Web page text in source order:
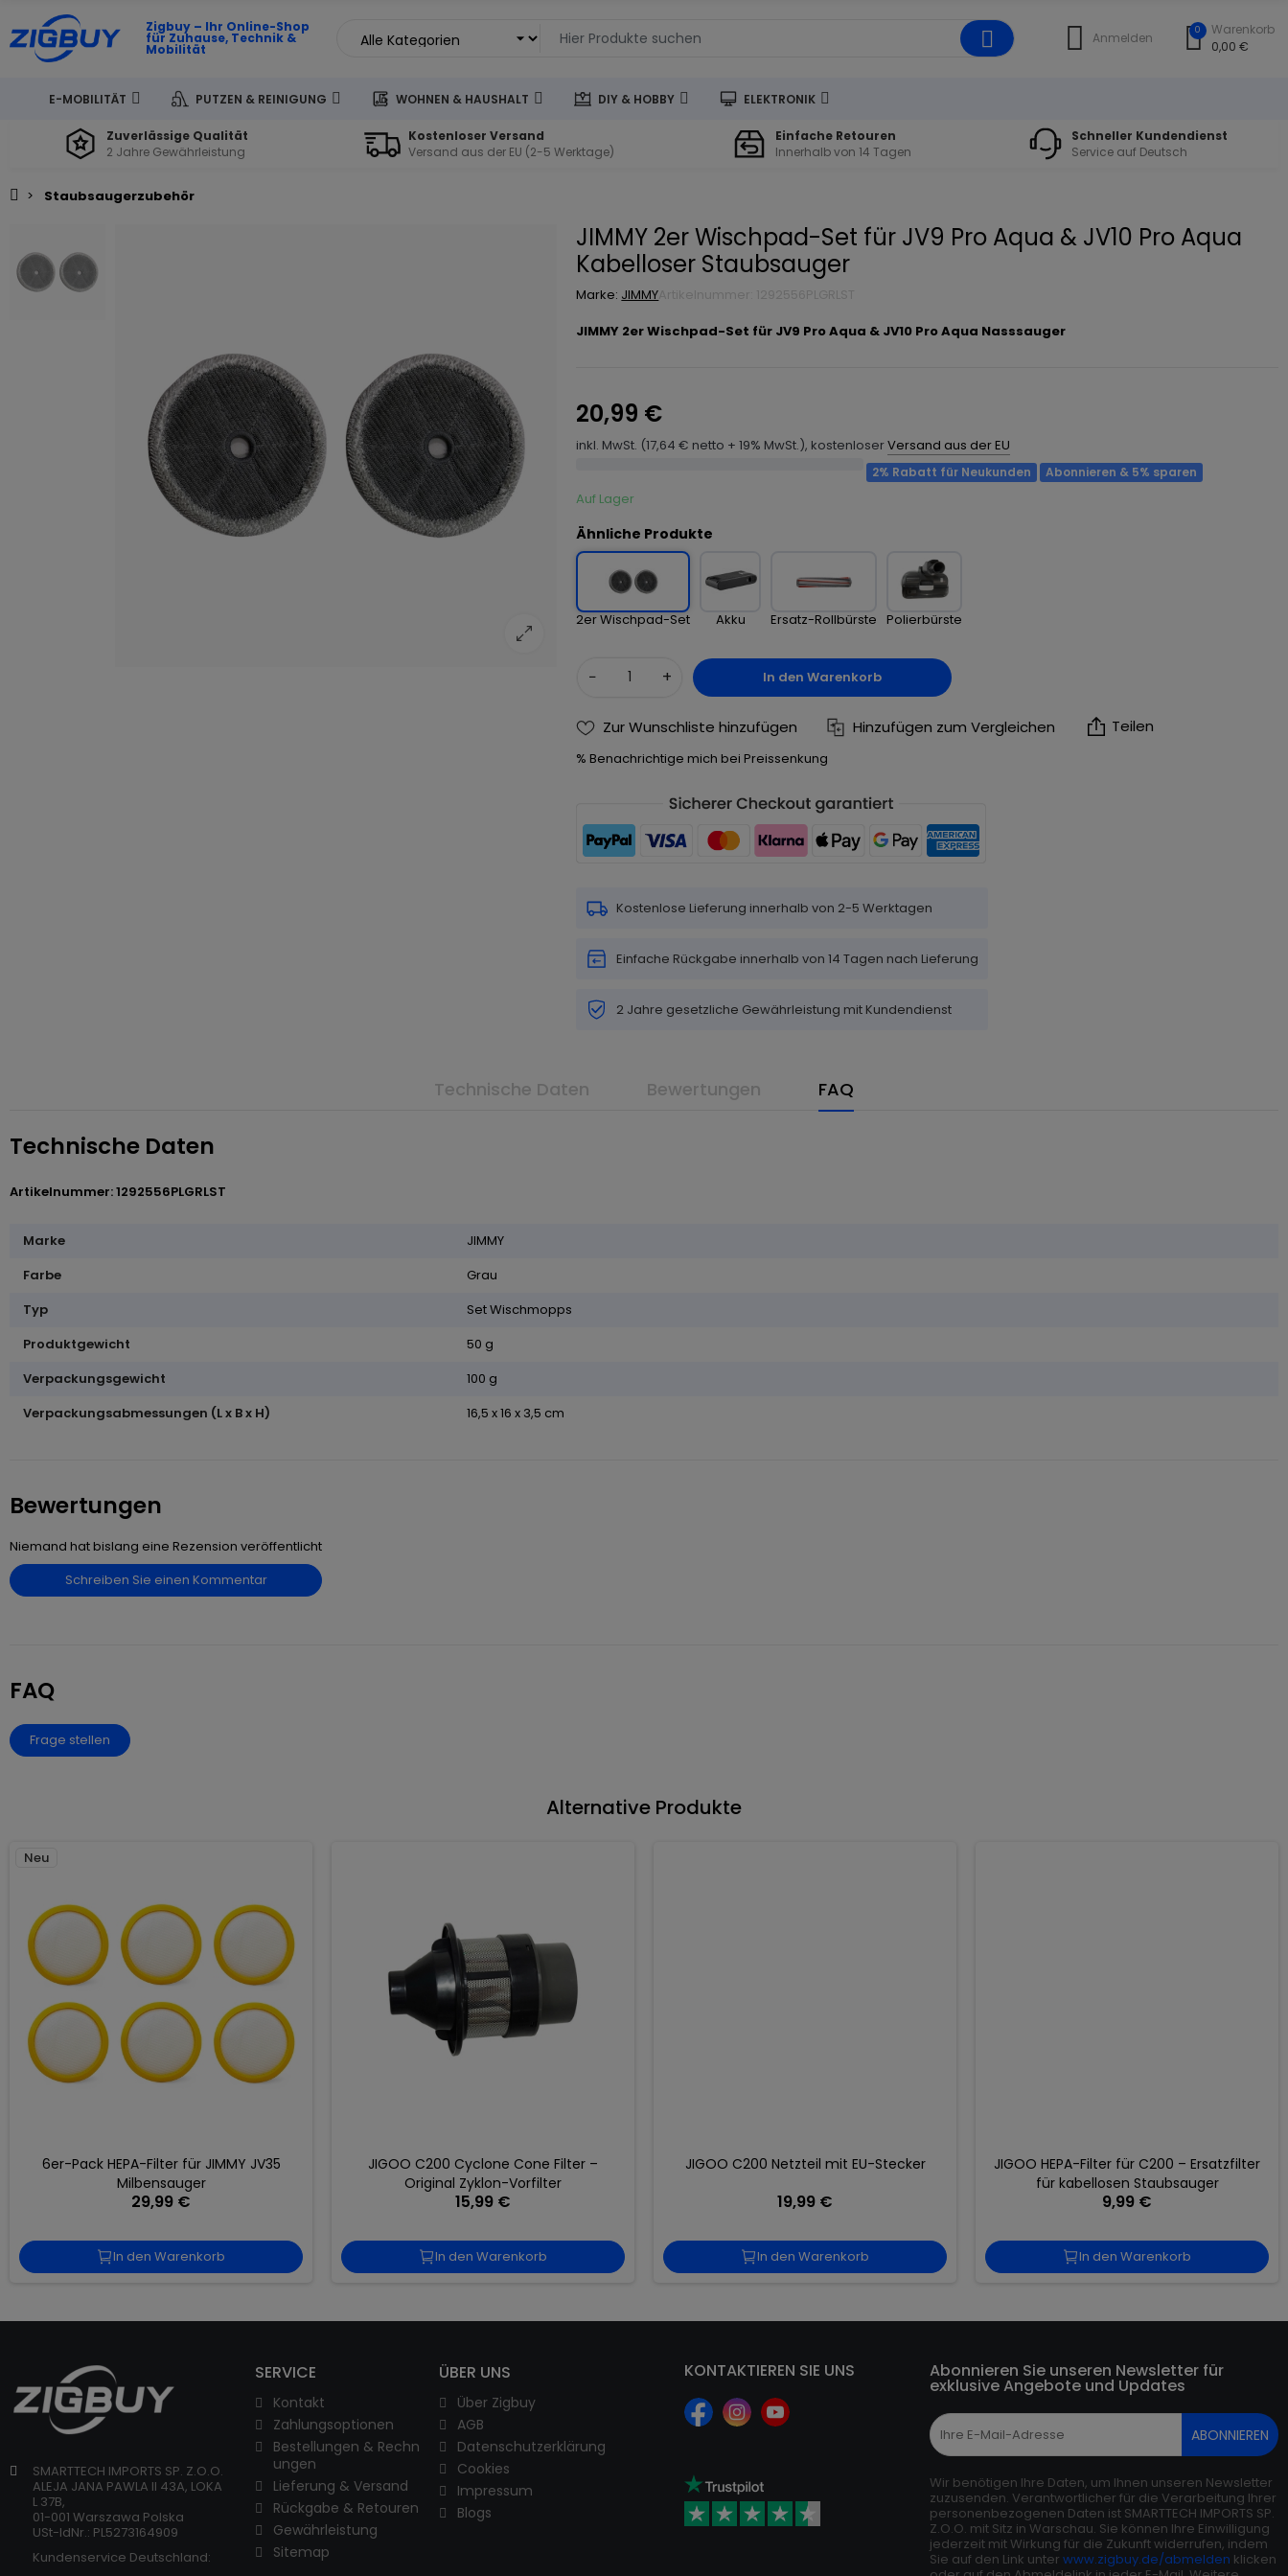
Zigbuy – Ihr Online-Shop
für Zuhause, Technik &
Mobilität
Anmelden 0
Warenkorb
0,00 €
E-MOBILITÄT PUTZEN & REINIGUNG WOHNEN & HAUSHALT DIY & HOBBY ELEKTRONIK
Zuverlässige Qualität
2 Jahre Gewährleistung
Kostenloser Versand
Versand aus der EU (2-5 Werktage)
Einfache Retouren
Innerhalb von 14 Tagen
Schneller Kundendienst
Service auf Deutsch
Staubsaugerzubehör
JIMMY 2er Wischpad-Set für JV9 Pro Aqua & JV10 Pro Aqua
Kabelloser Staubsauger
Marke: JIMMY
JIMMY 2er Wischpad-Set für JV9 Pro Aqua & JV10 Pro Aqua Nasssauger
20,99 €
inkl. MwSt. (17,64 € netto + 19% MwSt.), kostenloserVersand aus der EU
2% Rabatt für Neukunden Abonnieren & 5% sparen
Auf Lager
Ähnliche Produkte
2er Wischpad-Set Akku Ersatz-Rollbürste Polierbürste
− + In den Warenkorb
Zur Wunschliste hinzufügen Hinzufügen zum Vergleichen Teilen
% Benachrichtige mich bei Preissenkung
Kostenlose Lieferung innerhalb von 2-5 Werktagen
Einfache Rückgabe innerhalb von 14 Tagen nach Lieferung
2 Jahre gesetzliche Gewährleistung mit Kundendienst
Technische Daten Bewertungen FAQ
Technische Daten
Artikelnummer: 1292556PLGRLST
Marke
JIMMY
Farbe
Grau
Typ
Set Wischmopps
Produktgewicht
50 g
Verpackungsgewicht
100 g
Verpackungsabmessungen (L x B x H)
16,5 x 16 x 3,5 cm
Bewertungen
Niemand hat bislang eine Rezension veröffentlicht
Schreiben Sie einen Kommentar
FAQ
Frage stellen
Alternative Produkte
Neu
6er-Pack HEPA-Filter für JIMMY JV35
Milbensauger
29,99 €
In den Warenkorb
JIGOO C200 Cyclone Cone Filter –
Original Zyklon-Vorfilter
15,99 €
In den Warenkorb
JIGOO C200 Netzteil mit EU-Stecker
19,99 €
In den Warenkorb
JIGOO HEPA-Filter für C200 – Ersatzfilter
für kabellosen Staubsauger
9,99 €
In den Warenkorb
SMARTTECH IMPORTS SP. Z.O.O.
ALEJA JANA PAWLA II 43A, LOKA
L 37B,
01-001 Warszawa Polska
USt-IdNr.: PL5273164909
Kundenservice Deutschland:
SERVICE
Kontakt
Zahlungsoptionen
Bestellungen & Rechn
ungen
Lieferung & Versand
Rückgabe & Retouren
Gewährleistung
Sitemap
ÜBER UNS
Über Zigbuy
AGB
Datenschutzerklärung
Cookies
Impressum
Blogs
KONTAKTIEREN SIE UNS Abonnieren Sie unseren Newsletter für
exklusive Angebote und Updates
ABONNIEREN
Wir benötigen Ihre Daten, um Ihnen unseren Newsletter
zuzusenden. Verantwortlicher für die Verarbeitung Ihrer
personenbezogenen Daten ist SMARTTECH IMPORTS SP.
Z.O.O. mit Sitz in Warschau. Sie können Ihre Einwilligung
jederzeit mit Wirkung für die Zukunft widerrufen, indem
Sie auf den Link unter www.zigbuy.de/abmelden klicken